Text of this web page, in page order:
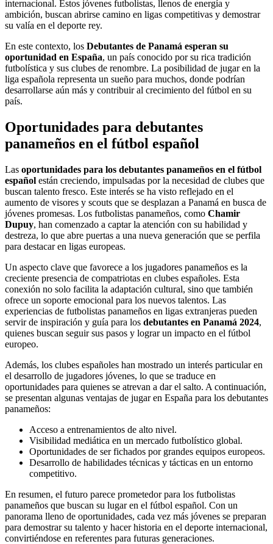
internacional. Estos jóvenes futbolistas, llenos de energía y
ambición, buscan abrirse camino en ligas competitivas y demostrar
su valía en el deporte rey.
En este contexto, los Debutantes de Panamá esperan su
oportunidad en España, un país conocido por su rica tradición
futbolística y sus clubes de renombre. La posibilidad de jugar en la
liga española representa un sueño para muchos, donde podrían
desarrollarse aún más y contribuir al crecimiento del fútbol en su
país.
Oportunidades para debutantes
panameños en el fútbol español
Las oportunidades para los debutantes panameños en el fútbol
español están creciendo, impulsadas por la necesidad de clubes que
buscan talento fresco. Este interés se ha visto reflejado en el
aumento de visores y scouts que se desplazan a Panamá en busca de
jóvenes promesas. Los futbolistas panameños, como Chamir
Dupuy, han comenzado a captar la atención con su habilidad y
destreza, lo que abre puertas a una nueva generación que se perfila
para destacar en ligas europeas.
Un aspecto clave que favorece a los jugadores panameños es la
creciente presencia de compatriotas en clubes españoles. Esta
conexión no solo facilita la adaptación cultural, sino que también
ofrece un soporte emocional para los nuevos talentos. Las
experiencias de futbolistas panameños en ligas extranjeras pueden
servir de inspiración y guía para los debutantes en Panamá 2024,
quienes buscan seguir sus pasos y lograr un impacto en el fútbol
europeo.
Además, los clubes españoles han mostrado un interés particular en
el desarrollo de jugadores jóvenes, lo que se traduce en
oportunidades para quienes se atrevan a dar el salto. A continuación,
se presentan algunas ventajas de jugar en España para los debutantes
panameños:
Acceso a entrenamientos de alto nivel.
Visibilidad mediática en un mercado futbolístico global.
Oportunidades de ser fichados por grandes equipos europeos.
Desarrollo de habilidades técnicas y tácticas en un entorno
competitivo.
En resumen, el futuro parece prometedor para los futbolistas
panameños que buscan su lugar en el fútbol español. Con un
panorama lleno de oportunidades, cada vez más jóvenes se preparan
para demostrar su talento y hacer historia en el deporte internacional,
convirtiéndose en referentes para futuras generaciones.